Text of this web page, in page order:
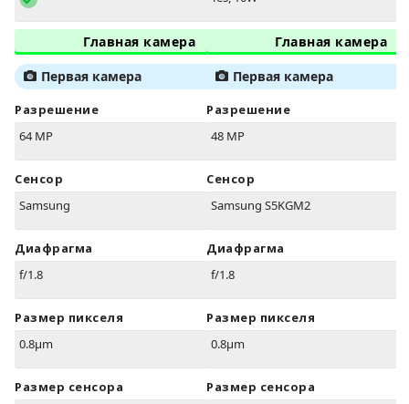
Главная камера
Первая камера
Разрешение
64 MP
Сенсор
Samsung
Диафрагма
f/1.8
Размер пикселя
0.8µm
Размер сенсора
Главная камера
Первая камера
Разрешение
48 MP
Сенсор
Samsung S5KGM2
Диафрагма
f/1.8
Размер пикселя
0.8µm
Размер сенсора